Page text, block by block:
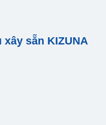
sẵn KIZUNA